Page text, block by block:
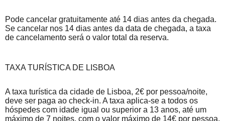
Pode cancelar gratuitamente até 14 dias antes da chegada.
Se cancelar nos 14 dias antes da data de chegada, a taxa
de cancelamento será o valor total da reserva.
TAXA TURÍSTICA DE LISBOA
A taxa turística da cidade de Lisboa, 2€ por pessoa/noite,
deve ser paga ao check-in. A taxa aplica-se a todos os
hóspedes com idade igual ou superior a 13 anos, até um
máximo de 7 noites, com o valor máximo de 14€ por pessoa.